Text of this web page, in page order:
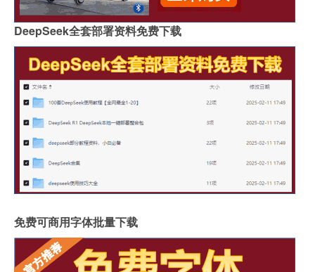
DeepSeek全套部署资料免费下载
免费可商用字体批量下载